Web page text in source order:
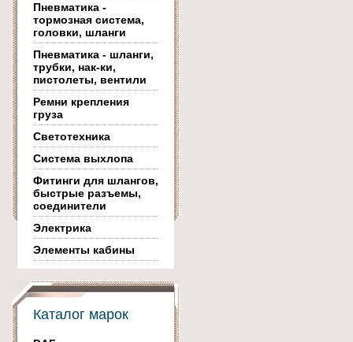
Пневматика -
тормозная система,
головки, шланги
Пневматика - шланги,
трубки, нак-ки,
пистолеты, вентили
Ремни крепления
груза
Светотехника
Система выхлопа
Фитинги для шлангов,
быстрые разъемы,
соединители
Электрика
Элементы кабины
Каталог марок